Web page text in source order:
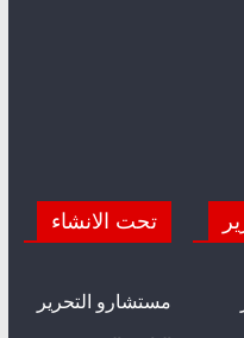
تحت الانشاء
مستشارو التحرير